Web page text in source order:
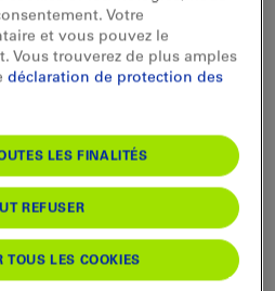
au
essieux
de frein
Votre
et vous pouvez le
Vous trouverez de plus amples
déclaration de protection des
LES FINALITÉS
REFUSER
TOUS LES COOKIES